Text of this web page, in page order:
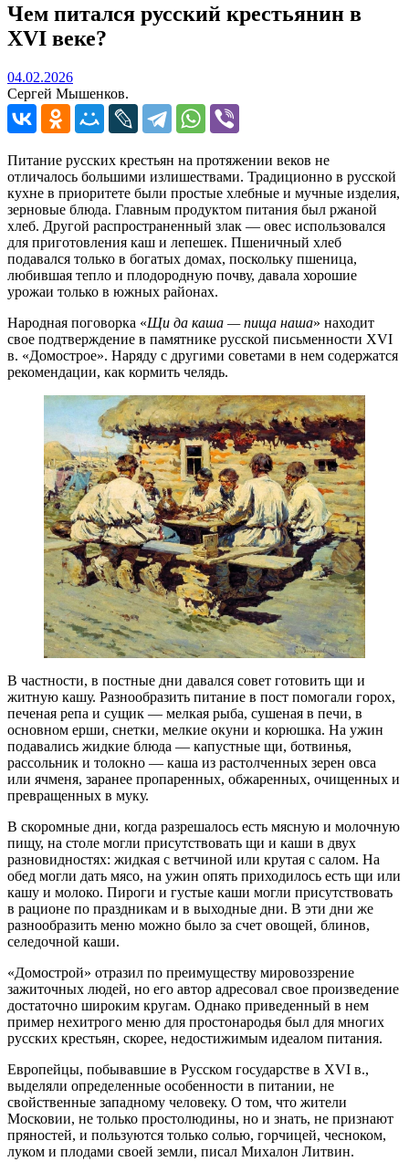
Чем питался русский крестьянин в
XVI веке?
04.02.202604.02.2026
Сергей Мышенков.
Питание русских крестьян на протяжении веков не
отличалось большими излишествами. Традиционно в русской
кухне в приоритете были простые хлебные и мучные изделия,
зерновые блюда. Главным продуктом питания был ржаной
хлеб. Другой распространенный злак — овес использовался
для приготовления каш и лепешек. Пшеничный хлеб
подавался только в богатых домах, поскольку пшеница,
любившая тепло и плодородную почву, давала хорошие
урожаи только в южных районах.
Народная поговорка «Щи да каша — пища наша» находит
свое подтверждение в памятнике русской письменности XVI
в. «Домострое». Наряду с другими советами в нем содержатся
рекомендации, как кормить челядь.
В частности, в постные дни давался совет готовить щи и
житную кашу. Разнообразить питание в пост помогали горох,
печеная репа и сущик — мелкая рыба, сушеная в печи, в
основном ерши, снетки, мелкие окуни и корюшка. На ужин
подавались жидкие блюда — капустные щи, ботвинья,
рассольник и толокно — каша из растолченных зерен овса
или ячменя, заранее пропаренных, обжаренных, очищенных и
превращенных в муку.
В скоромные дни, когда разрешалось есть мясную и молочную
пищу, на столе могли присутствовать щи и каши в двух
разновидностях: жидкая с ветчиной или крутая с салом. На
обед могли дать мясо, на ужин опять приходилось есть щи или
кашу и молоко. Пироги и густые каши могли присутствовать
в рационе по праздникам и в выходные дни. В эти дни же
разнообразить меню можно было за счет овощей, блинов,
селедочной каши.
«Домострой» отразил по преимуществу мировоззрение
зажиточных людей, но его автор адресовал свое произведение
достаточно широким кругам. Однако приведенный в нем
пример нехитрого меню для простонародья был для многих
русских крестьян, скорее, недостижимым идеалом питания.
Европейцы, побывавшие в Русском государстве в XVI в.,
выделяли определенные особенности в питании, не
свойственные западному человеку. О том, что жители
Московии, не только простолюдины, но и знать, не признают
пряностей, и пользуются только солью, горчицей, чесноком,
луком и плодами своей земли, писал Михалон Литвин.